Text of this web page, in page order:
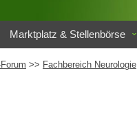
Marktplatz & Stellenbörse
>> Fachbereich Neurologie